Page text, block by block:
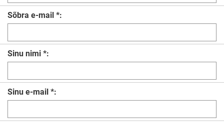
Sõbra e-mail *:
Sinu nimi *:
Sinu e-mail *: